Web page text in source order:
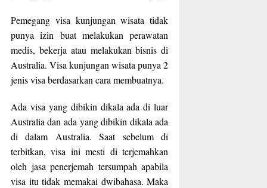
Pemegang visa kunjungan wisata tidak
punya izin buat melakukan perawatan
medis, bekerja atau melakukan bisnis di
Australia. Visa kunjungan wisata punya 2
jenis visa berdasarkan cara membuatnya.
Ada visa yang dibikin dikala ada di luar
Australia dan ada yang dibikin dikala ada
di dalam Australia. Saat sebelum di
terbitkan, visa ini mesti di terjemahkan
oleh jasa penerjemah tersumpah apabila
visa itu tidak memakai dwibahasa. Maka